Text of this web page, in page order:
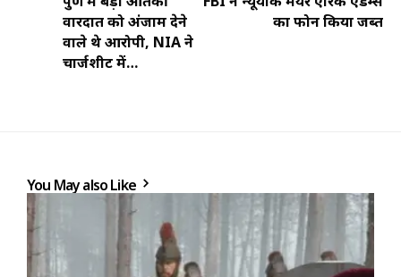
वारदात को अंजाम देने
वाले थे आरोपी, NIA ने
चार्जशीट में…
का फोन क‍िया जब्त
You May also Like